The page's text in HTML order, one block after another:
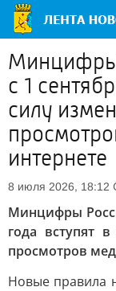
Минцифры
с 1
силу
интернете
8 июля 2026, 18:12
Минцифры
года вступят
просмотров
Новые правила